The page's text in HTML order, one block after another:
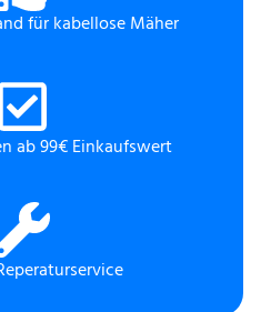
für kabellose Mäher
ab 99€ Einkaufswert